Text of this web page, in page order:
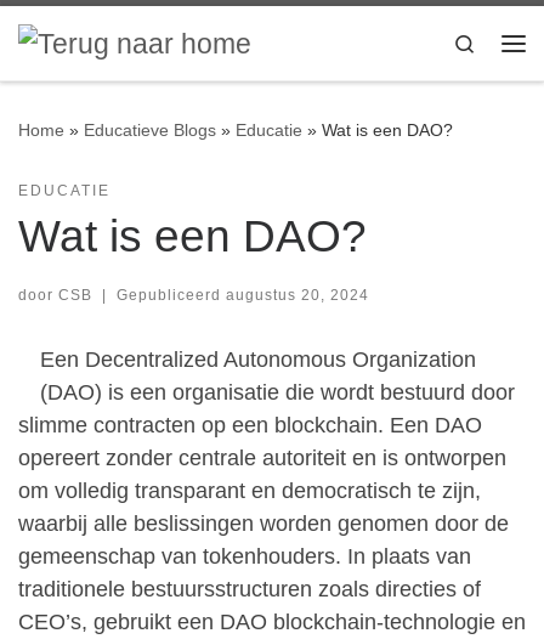
Ga naar inhoud
Search
Home » Educatieve Blogs » Educatie » Wat is een DAO?
EDUCATIE
Wat is een DAO?
door CSB | Gepubliceerd augustus 20, 2024
Een Decentralized Autonomous Organization
(DAO) is een organisatie die wordt bestuurd door
slimme contracten op een blockchain. Een DAO
opereert zonder centrale autoriteit en is ontworpen
om volledig transparant en democratisch te zijn,
waarbij alle beslissingen worden genomen door de
gemeenschap van tokenhouders. In plaats van
traditionele bestuursstructuren zoals directies of
CEO’s, gebruikt een DAO blockchain-technologie en